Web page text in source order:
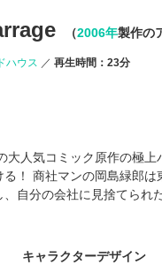
（2006年製作の
ハウス 再生時間：23分
人気コミック原作の極上
！ 商社マンの岡島緑郎は
自分の会社に見捨てられ
キャラクターデザイン